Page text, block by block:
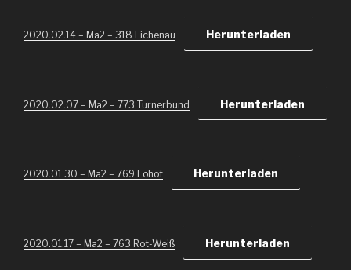
2020.02.14 – Ma2 – 318 Eichenau Herunterladen
2020.02.07 – Ma2 – 773 Turnerbund Herunterladen
2020.01.30 – Ma2 – 769 Lohof Herunterladen
2020.01.17 – Ma2 – 763 Rot-Weiß Herunterladen